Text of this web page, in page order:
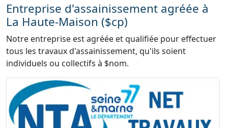
Entreprise d'assainissement agréée à
La Haute-Maison ($cp)
Notre entreprise est agréée et qualifiée pour effectuer
tous les travaux d'assainissement, qu'ils soient
individuels ou collectifs à $nom.